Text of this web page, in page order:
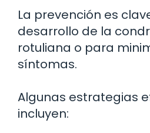
La prevención es
desarrollo de la
rotuliana o para
síntomas.
Algunas estrategias
incluyen: